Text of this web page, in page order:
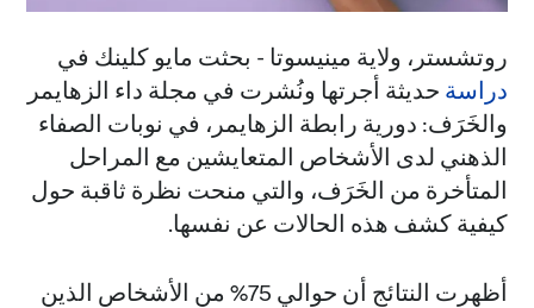
روتشستر، ولاية مينيسوتا - بحثت مايو كلينك في
دراسة حديثة أجرتها ونُشرت في مجلة داء الزهايمر
والخَرَف: دورية رابطة الزهايمر، في نوبات الصفاء
الذهني لدى الأشخاص المتعايشين مع المراحل
المتأخرة من الخَرَف، والتي منحت نظرة ثاقبة حول
كيفية كشف هذه الحالات عن نفسها.
أظهرت النتائج أن حوالي 75% من الأشخاص الذين